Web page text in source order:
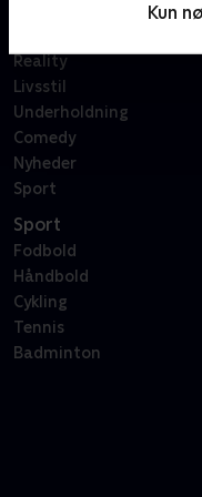
Kun
Reality
Livsstil
Underholdning
Comedy
Nyheder
Sport
Sport
Fodbold
Håndbold
Cykling
Tennis
Badminton